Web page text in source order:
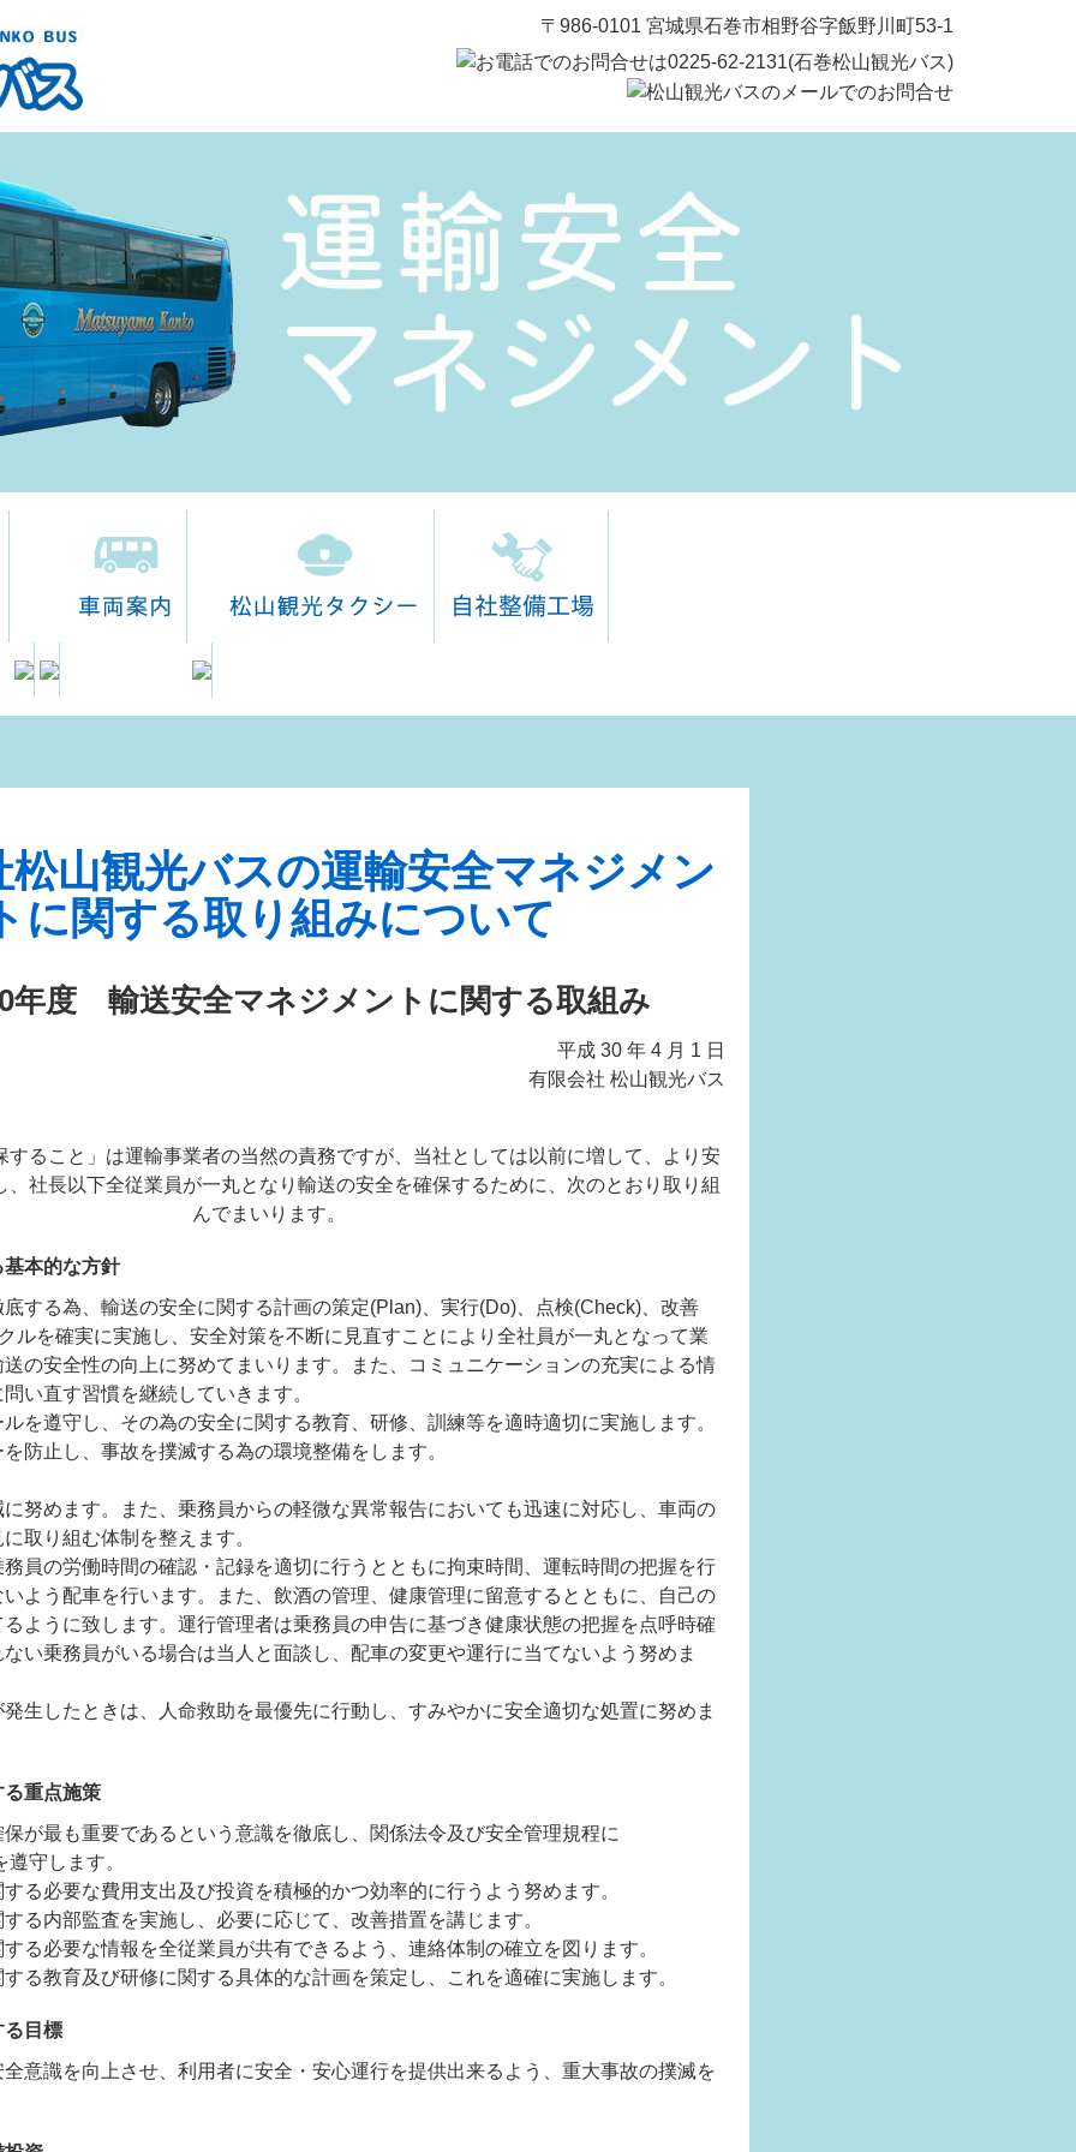
〒986-0101 宮城県石巻市相野谷字飯野川町53-1
年度 輸送安全マネジメントに関する取組み
平成 30 年 4 月 1 日
有限会社 松山観光バス
すること」は運輸事業者の当然の責務ですが、当社としては以前に増して、より安
、社長以下全従業員が一丸となり輸送の安全を確保するために、次のとおり取り組
んでまいります。
本的な方針
する為、輸送の安全に関する計画の策定(Plan)、実行(Do)、点検(Check)、改善
ルを確実に実施し、安全対策を不断に見直すことにより全社員が一丸となって業
の安全性の向上に努めてまいります。また、コミュニケーションの充実による情
い直す習慣を継続していきます。
を遵守し、その為の安全に関する教育、研修、訓練等を適時適切に実施します。
防止し、事故を撲滅する為の環境整備をします。
努めます。また、乗務員からの軽微な異常報告においても迅速に対応し、車両の
取り組む体制を整えます。
員の労働時間の確認・記録を適切に行うとともに拘束時間、運転時間の把握を行
よう配車を行います。また、飲酒の管理、健康管理に留意するとともに、自己の
ように致します。運行管理者は乗務員の申告に基づき健康状態の把握を点呼時確
い乗務員がいる場合は当人と面談し、配車の変更や運行に当てないよう努めま
生したときは、人命救助を最優先に行動し、すみやかに安全適切な処置に努めま
重点施策
が最も重要であるという意識を徹底し、関係法令及び安全管理規程に
守します。
る必要な費用支出及び投資を積極的かつ効率的に行うよう努めます。
る内部監査を実施し、必要に応じて、改善措置を講じます。
る必要な情報を全従業員が共有できるよう、連絡体制の確立を図ります。
る教育及び研修に関する具体的な計画を策定し、これを適確に実施します。
る目標
意識を向上させ、利用者に安全・安心運行を提供出来るよう、重大事故の撲滅を